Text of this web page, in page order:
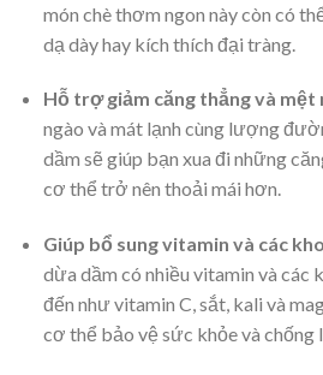
món chè thơm ngon này còn có
dạ dày hay kích thích đại tràng.
Hỗ trợ giảm căng thẳng và mệt
ngào và mát lạnh cùng lượng
dầm sẽ giúp bạn xua đi những
cơ thể trở nên thoải mái hơn.
Giúp bổ sung vitamin và các
dừa dầm có nhiều vitamin và các
đến như vitamin C, sắt, kali và
cơ thể bảo vệ sức khỏe và chống